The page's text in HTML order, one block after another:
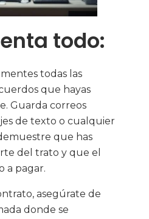
todo:
todas las
que hayas
Guarda correos
de texto o cualquier
que has
del trato y que el
a pagar.
asegúrate de
donde se